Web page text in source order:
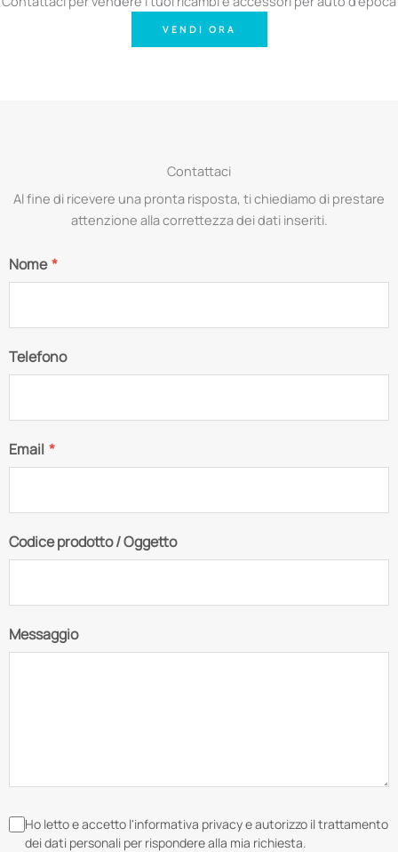
VENDI ORA
Contattaci
Al fine di ricevere una pronta risposta, ti chiediamo di prestare
attenzione alla correttezza dei dati inseriti.
Nome*
Telefono
Email *
Codice prodotto / Oggetto
Messaggio
Ho letto e accetto l'informativa privacy e autorizzo il trattamento
dei dati personali per rispondere alla mia richiesta.